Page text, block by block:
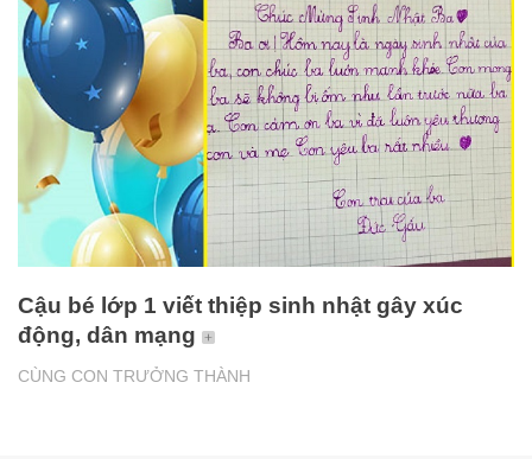
CÙNG CON TRƯỞNG THÀNH
Cậu bé lớp 1 viết thiệp sinh nhật gây xúc
động, dân mạng